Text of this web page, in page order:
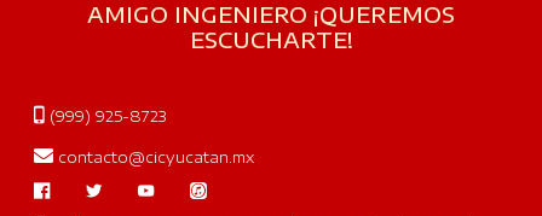
AMIGO INGENIERO ¡QUEREMOS
ESCUCHARTE!
(999) 925-8723
contacto@cicyucatan.mx